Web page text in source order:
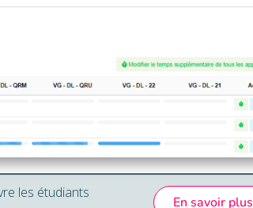
les étudiants
En savoir plus